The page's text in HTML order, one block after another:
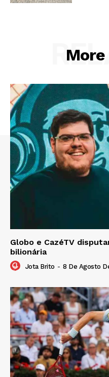
Globo e CazéTV
bilionária
Jota Brito - 8 De Agosto